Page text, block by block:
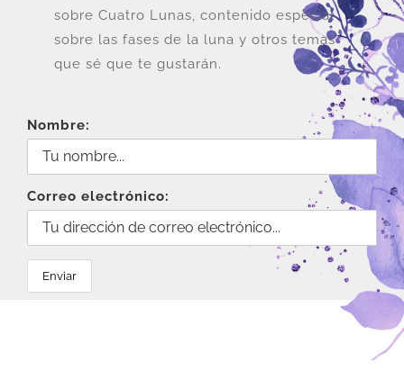
sobre Cuatro Lunas, contenido especial
sobre las fases de la luna y otros temas
que sé que te gustarán.
Nombre:
Correo electrónico: